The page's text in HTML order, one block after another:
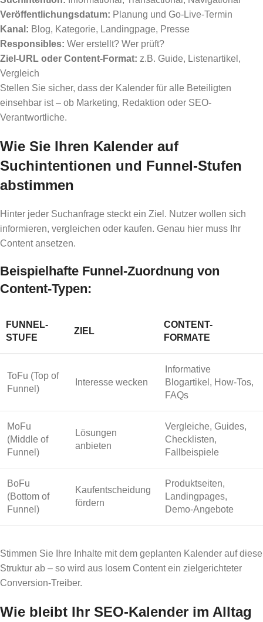
Veröffentlichungsdatum: Planung und Go-Live-Termin
Kanal: Blog, Kategorie, Landingpage, Presse
Responsibles: Wer erstellt? Wer prüft?
Ziel-URL oder Content-Format: z.B. Guide, Listenartikel,
Vergleich
Stellen Sie sicher, dass der Kalender für alle Beteiligten
einsehbar ist – ob Marketing, Redaktion oder SEO-
Verantwortliche.
Wie Sie Ihren Kalender auf
Suchintentionen und Funnel-Stufen
abstimmen
Hinter jeder Suchanfrage steckt ein Ziel. Nutzer wollen sich
informieren, vergleichen oder kaufen. Genau hier muss Ihr
Content ansetzen.
Beispielhafte Funnel-Zuordnung von
Content-Typen:
FUNNEL-
STUFE
ZIEL
CONTENT-
FORMATE
ToFu (Top of
Funnel)
Interesse wecken
Informative
Blogartikel, How-Tos,
FAQs
MoFu
(Middle of
Funnel)
Lösungen
anbieten
Vergleiche, Guides,
Checklisten,
Fallbeispiele
BoFu
(Bottom of
Funnel)
Kaufentscheidung
fördern
Produktseiten,
Landingpages,
Demo-Angebote
Stimmen Sie Ihre Inhalte mit dem geplanten Kalender auf diese
Struktur ab – so wird aus losem Content ein zielgerichteter
Conversion-Treiber.
Wie bleibt Ihr SEO-Kalender im Alltag